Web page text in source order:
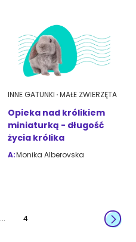
INNE GATUNKI MAŁE ZWIERZĘTA
Opieka nad królikiem
miniaturką - długość
życia królika
A:Monika Alberovska
... 4